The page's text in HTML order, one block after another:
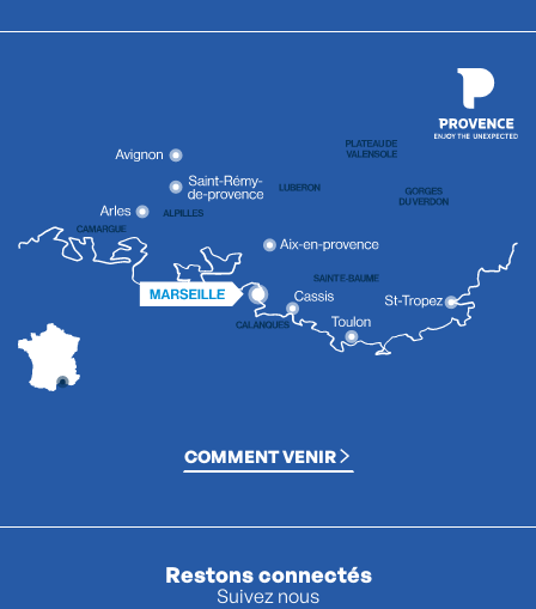
COMMENT VENIR
Restons connectés
Suivez nous